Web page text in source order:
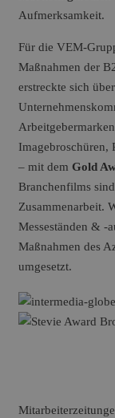
Aufmerksamkeit.
Für die VEM-
Maßnahmen der
erstreckte sich
Imagebroschüren,
– mit dem Gold
Branchenfilms
Zusammenarbeit.
Messeständen & -
Maßnahmen des
umgesetzt.